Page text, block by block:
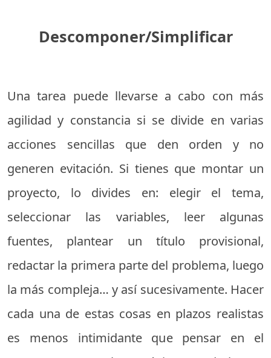
Descomponer/Simplificar
Una tarea puede llevarse a cabo con más
agilidad y constancia si se divide en varias
acciones sencillas que den orden y no
generen evitación. Si tienes que montar un
proyecto, lo divides en: elegir el tema,
seleccionar las variables, leer algunas
fuentes, plantear un título provisional,
redactar la primera parte del problema, luego
la más compleja… y así sucesivamente. Hacer
cada una de estas cosas en plazos realistas
es menos intimidante que pensar en el